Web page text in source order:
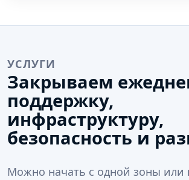
УСЛУГИ
Закрываем
поддержку,
инфраструктуру,
безопасность и
Можно начать с одной зоны или